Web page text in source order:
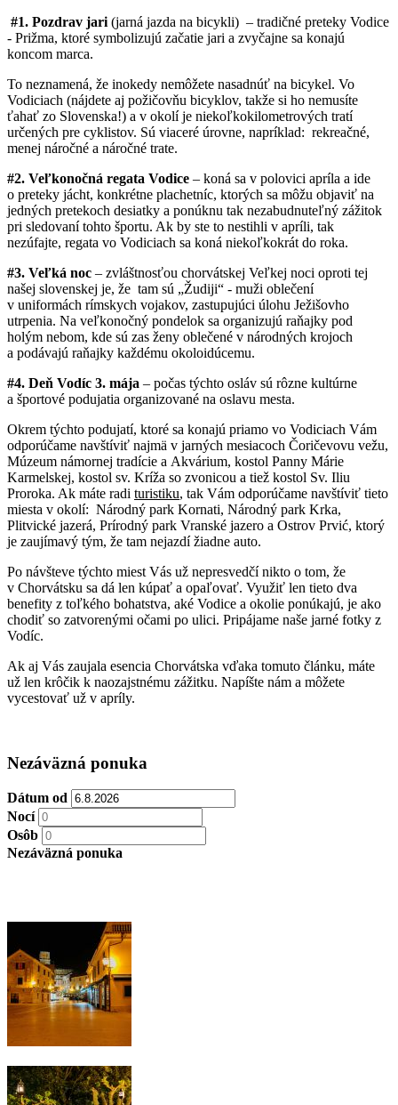
#1. Pozdrav jari (jarná jazda na bicykli) – tradičné preteky Vodice
- Prižma, ktoré symbolizujú začatie jari a zvyčajne sa konajú
koncom marca.
To neznamená, že inokedy nemôžete nasadnúť na bicykel. Vo
Vodiciach (nájdete aj požičovňu bicyklov, takže si ho nemusíte
ťahať zo Slovenska!) a v okolí je niekoľkokilometrových tratí
určených pre cyklistov. Sú viaceré úrovne, napríklad: rekreačné,
menej náročné a náročné trate.
#2. Veľkonočná regata Vodice – koná sa v polovici apríla a ide
o preteky jácht, konkrétne plachetníc, ktorých sa môžu objaviť na
jedných pretekoch desiatky a ponúknu tak nezabudnuteľný zážitok
pri sledovaní tohto športu. Ak by ste to nestihli v apríli, tak
nezúfajte, regata vo Vodiciach sa koná niekoľkokrát do roka.
#3. Veľká noc – zvláštnosťou chorvátskej Veľkej noci oproti tej
našej slovenskej je, že tam sú „Žudiji“ - muži oblečení
v uniformách rímskych vojakov, zastupujúci úlohu Ježišovho
utrpenia. Na veľkonočný pondelok sa organizujú raňajky pod
holým nebom, kde sú zas ženy oblečené v národných krojoch
a podávajú raňajky každému okoloidúcemu.
#4. Deň Vodíc 3. mája – počas týchto osláv sú rôzne kultúrne
a športové podujatia organizované na oslavu mesta.
Okrem týchto podujatí, ktoré sa konajú priamo vo Vodiciach Vám
odporúčame navštíviť najmä v jarných mesiacoch Čoričevovu vežu,
Múzeum námornej tradície a Akvárium, kostol Panny Márie
Karmelskej, kostol sv. Kríža so zvonicou a tiež kostol Sv. Iliu
Proroka. Ak máte radi turistiku, tak Vám odporúčame navštíviť tieto
miesta v okolí: Národný park Kornati, Národný park Krka,
Plitvické jazerá, Prírodný park Vranské jazero a Ostrov Prvić, ktorý
je zaujímavý tým, že tam nejazdí žiadne auto.
Po návšteve týchto miest Vás už nepresvedčí nikto o tom, že
v Chorvátsku sa dá len kúpať a opaľovať. Využiť len tieto dva
benefity z toľkého bohatstva, aké Vodice a okolie ponúkajú, je ako
chodiť so zatvorenými očami po ulici. Pripájame naše jarné fotky z
Vodíc.
Ak aj Vás zaujala esencia Chorvátska vďaka tomuto článku, máte
už len krôčik k naozajstnému zážitku. Napíšte nám a môžete
vycestovať už v apríly.
Nezáväzná ponuka
Dátum od
Nocí
Osôb
Nezáväzná ponuka